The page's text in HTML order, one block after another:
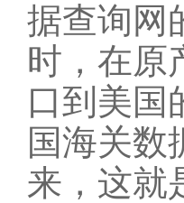
据查询网
时，在原
口到美国
国海关数
来，这就